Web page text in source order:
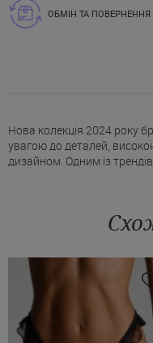
ОБМІН ТА ПОВЕРНЕННЯ
Нова колекція 2024 року
увагою до деталей,
дизайном. Одним із
* Класичні сліпи Сімон
створити спокусливий
* Зручний і еластичний
протягом усього дня.
* Підкладка (у зоні
Трусики-сліпи Simone
кольорі можна купити як
товарами цього ж
доставкою у Київ чи